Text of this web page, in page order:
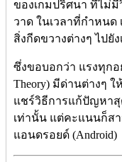
ของเกมปริศนา ที่ไม่
วาด ในเวลาที่กำหน
สิ่งกีดขวางต่างๆ ไปยั
ซึ่งขอบอกว่า แรงทุกอ
Theory) มีด่านต่างๆ
แชร์วิธีการแก้ปัญหาสุ
เท่านั้น แต่คะแนนก็สา
แอนดรอยด์ (Android)